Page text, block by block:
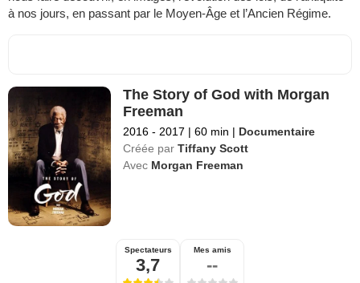
à nos jours, en passant par le Moyen-Âge et l’Ancien Régime.
The Story of God with Morgan
Freeman
2016 - 2017 | 60 min | Documentaire
Créée par Tiffany Scott
Avec Morgan Freeman
Spectateurs
3,7
Mes amis
--